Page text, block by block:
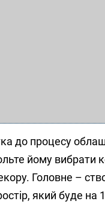
до процесу
йому вибрати
Головне –
який буде на